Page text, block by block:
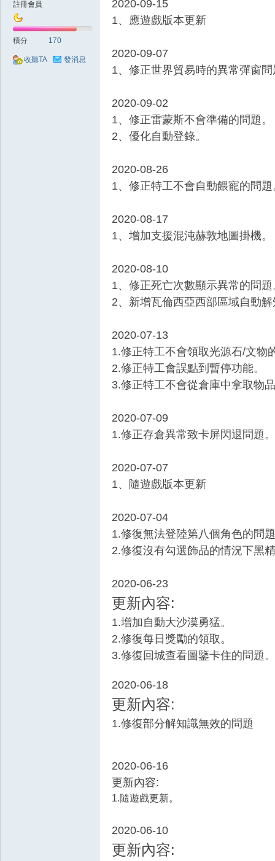
註冊會員
積分 170
收聽TA 發消息
2020-09-15
1、應遊戲版本更新
2020-09-07
1、修正世界貿易時的異常彈窗
2020-09-02
1、修正雷蒙斯不會準備的問題。
2、優化自動登錄。
2020-08-26
1、修正特工不會自動餵寵的問題
2020-08-17
1、增加支援混沌赫敦地圖掛機。
2020-08-10
1、修正死亡次數顯示異常的問題
2、新增瓦倫西亞西部區域自動
2020-07-13
1.修正特工不會領取光源石/文物
2.修正特工會誤點到暫停功能。
3.修正特工不會從倉庫中拿取物
2020-07-09
1.修正存倉異常致卡屏閃退問題。
2020-07-07
1、隨遊戲版本更新
2020-07-04
1.修復無法登陸第八個角色的問
2.修復沒有勾選飾品的情況下黑
2020-06-23
更新內容:
1.增加自動大沙漠勇猛。
2.修復每日獎勵的領取。
3.修復回城查看圖鑒卡住的問題。
2020-06-18
更新內容:
1.修復部分解知識無效的問題
2020-06-16
更新內容:
1.隨遊戲更新。
2020-06-10
更新內容: